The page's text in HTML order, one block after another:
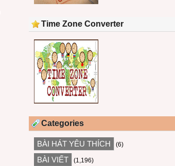
Time Zone Converter
Categories
BÀI HÁT YÊU THÍCH (6)
BÀI VIẾT (1,196)